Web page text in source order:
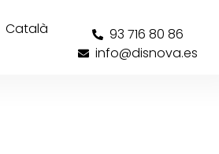
93 716 80 86
info@disnova.es
Català